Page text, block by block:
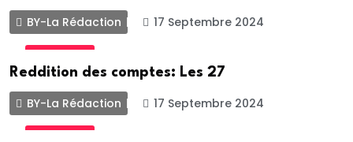
BY-La Rédaction 17 Septembre 2024
Reddition des comptes: Les 27
BY-La Rédaction 17 Septembre 2024